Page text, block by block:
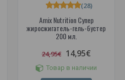
Amix Nutrition Супер
жиросжигатель-гель-бустер
200 мл.
(28)
24,95€ 14,95€
Товар в наличии